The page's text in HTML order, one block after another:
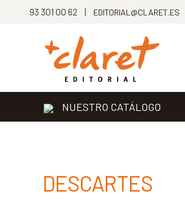
93 301 00 62 | EDITORIAL@CLARET.ES
NUESTRO CATÁLOGO
DESCARTES